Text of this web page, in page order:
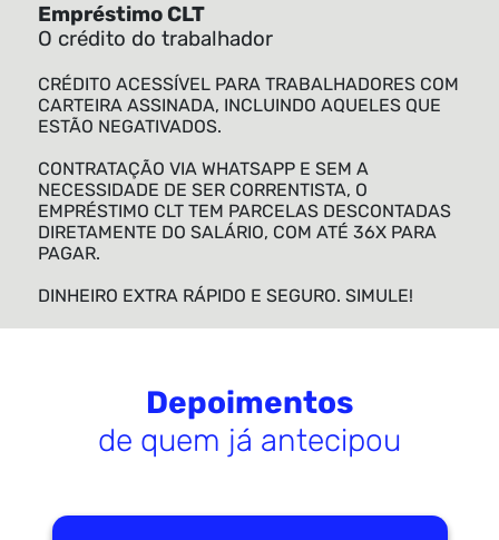
Empréstimo CLT
O crédito do trabalhador
CRÉDITO ACESSÍVEL PARA TRABALHADORES COM
CARTEIRA ASSINADA, INCLUINDO AQUELES QUE
ESTÃO NEGATIVADOS.
CONTRATAÇÃO VIA WHATSAPP E SEM A
NECESSIDADE DE SER CORRENTISTA, O
EMPRÉSTIMO CLT TEM PARCELAS DESCONTADAS
DIRETAMENTE DO SALÁRIO, COM ATÉ 36X PARA
PAGAR.
DINHEIRO EXTRA RÁPIDO E SEGURO. SIMULE!
Depoimentos
de quem já antecipou